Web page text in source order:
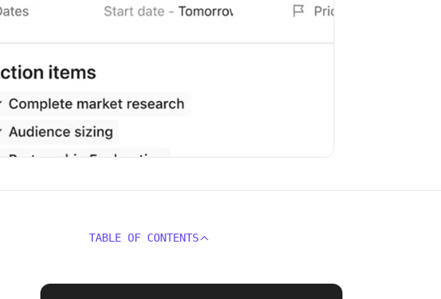
TABLE OF CONTENTS